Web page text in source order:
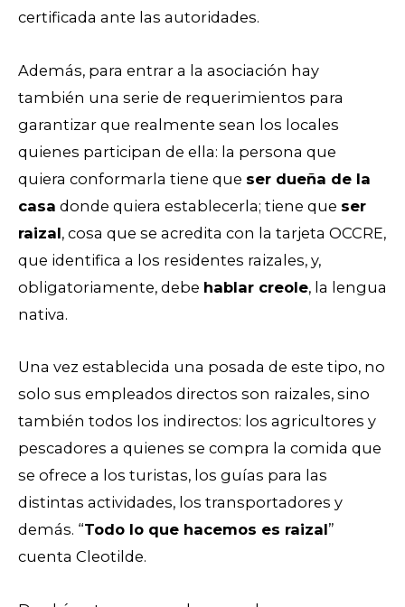
certificada ante las autoridades.
Además, para entrar a la asociación hay
también una serie de requerimientos para
garantizar que realmente sean los locales
quienes participan de ella: la persona que
quiera conformarla tiene que ser dueña de la
casa donde quiera establecerla; tiene que ser
raizal, cosa que se acredita con la tarjeta OCCRE,
que identifica a los residentes raizales, y,
obligatoriamente, debe hablar creole, la lengua
nativa.
Una vez establecida una posada de este tipo, no
solo sus empleados directos son raizales, sino
también todos los indirectos: los agricultores y
pescadores a quienes se compra la comida que
se ofrece a los turistas, los guías para las
distintas actividades, los transportadores y
demás. “Todo lo que hacemos es raizal”
cuenta Cleotilde.